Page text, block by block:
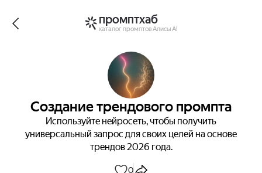
промптхаб
каталог промптов Алисы AI
Создание трендового промпта
Используйте нейросеть, чтобы получить
универсальный запрос для своих целей на основе
трендов 2026 года.
0